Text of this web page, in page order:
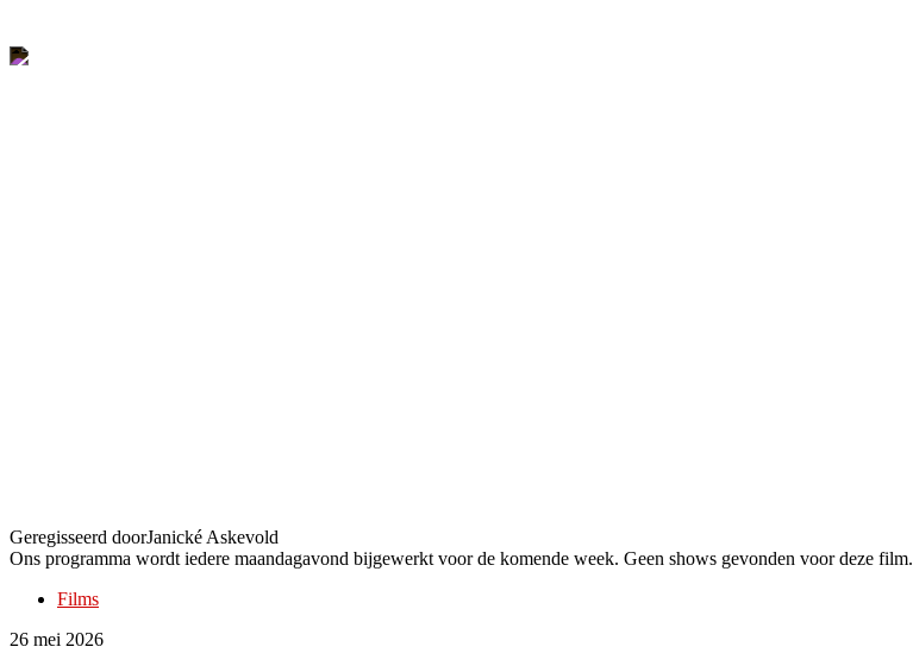
Geregisseerd doorJanické Askevold
Ons programma wordt iedere maandagavond bijgewerkt voor de komende week. Geen shows gevonden voor deze film.
Films
26 mei 2026